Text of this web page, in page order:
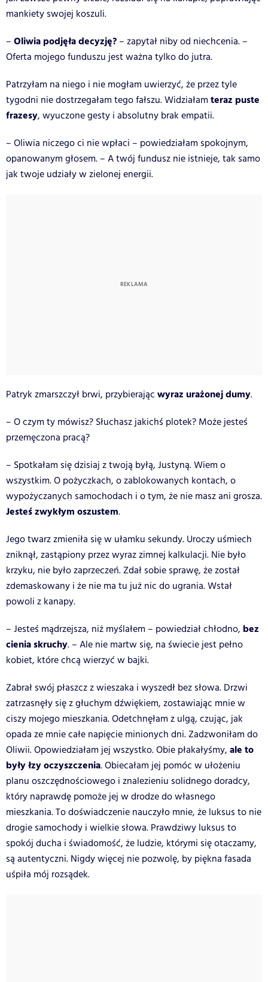
mankiety swojej koszuli.
– Oliwia podjęła decyzję? – zapytał niby od niechcenia. –
Oferta mojego funduszu jest ważna tylko do jutra.
Patrzyłam na niego i nie mogłam uwierzyć, że przez tyle
tygodni nie dostrzegałam tego fałszu. Widziałam teraz puste
frazesy, wyuczone gesty i absolutny brak empatii.
– Oliwia niczego ci nie wpłaci – powiedziałam spokojnym,
opanowanym głosem. – A twój fundusz nie istnieje, tak samo
jak twoje udziały w zielonej energii.
Patryk zmarszczył brwi, przybierając wyraz urażonej dumy.
– O czym ty mówisz? Słuchasz jakichś plotek? Może jesteś
przemęczona pracą?
– Spotkałam się dzisiaj z twoją byłą, Justyną. Wiem o
wszystkim. O pożyczkach, o zablokowanych kontach, o
wypożyczanych samochodach i o tym, że nie masz ani grosza.
Jesteś zwykłym oszustem.
Jego twarz zmieniła się w ułamku sekundy. Uroczy uśmiech
zniknął, zastąpiony przez wyraz zimnej kalkulacji. Nie było
krzyku, nie było zaprzeczeń. Zdał sobie sprawę, że został
zdemaskowany i że nie ma tu już nic do ugrania. Wstał
powoli z kanapy.
– Jesteś mądrzejsza, niż myślałem – powiedział chłodno, bez
cienia skruchy. – Ale nie martw się, na świecie jest pełno
kobiet, które chcą wierzyć w bajki.
Zabrał swój płaszcz z wieszaka i wyszedł bez słowa. Drzwi
zatrzasnęły się z głuchym dźwiękiem, zostawiając mnie w
ciszy mojego mieszkania. Odetchnęłam z ulgą, czując, jak
opada ze mnie całe napięcie minionych dni. Zadzwoniłam do
Oliwii. Opowiedziałam jej wszystko. Obie płakałyśmy, ale to
były łzy oczyszczenia. Obiecałam jej pomóc w ułożeniu
planu oszczędnościowego i znalezieniu solidnego doradcy,
który naprawdę pomoże jej w drodze do własnego
mieszkania. To doświadczenie nauczyło mnie, że luksus to nie
drogie samochody i wielkie słowa. Prawdziwy luksus to
spokój ducha i świadomość, że ludzie, którymi się otaczamy,
są autentyczni. Nigdy więcej nie pozwolę, by piękna fasada
uśpiła mój rozsądek.